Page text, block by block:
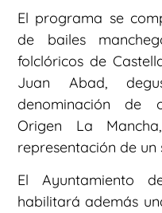
El programa se
de bailes
folclóricos de
Juan Abad,
denominación de
Origen La
representación de un
El Ayuntamiento
habilitará además